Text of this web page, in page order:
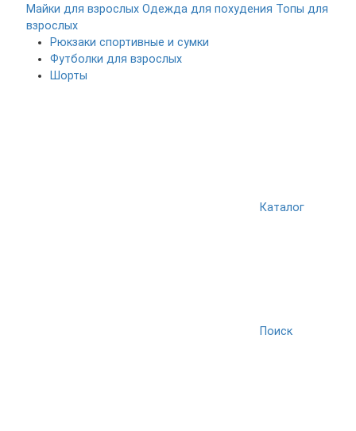
Майки для взрослых Одежда для похудения Топы для
взрослых
Рюкзаки спортивные и сумки
Футболки для взрослых
Шорты
Каталог
Поиск